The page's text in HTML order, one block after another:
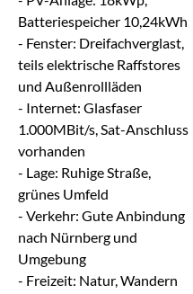
Batteriespeicher 10,24kWh
- Fenster: Dreifachverglast,
teils elektrische Raffstores
und Außenrollläden
- Internet: Glasfaser
1.000MBit/s, Sat-Anschluss
vorhanden
- Lage: Ruhige Straße,
grünes Umfeld
- Verkehr: Gute Anbindung
nach Nürnberg und
Umgebung
- Freizeit: Natur, Wandern